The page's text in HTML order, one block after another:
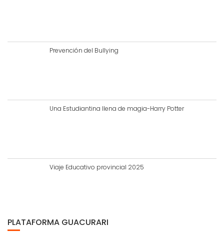
Prevención del Bullying
Una Estudiantina llena de magia-Harry Potter
Viaje Educativo provincial 2025
PLATAFORMA GUACURARI